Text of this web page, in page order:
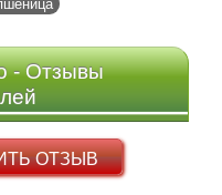
- Отзывы
ОТЗЫВ